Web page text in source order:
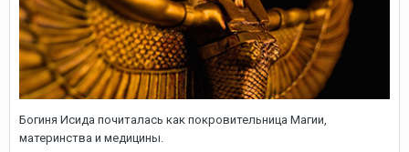
Богиня Исида почиталась как покровительница Магии,
материнства и медицины.